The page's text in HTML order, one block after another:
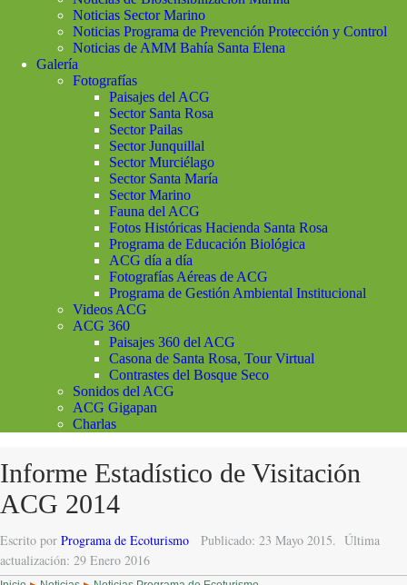
Noticias Sector Marino
Noticias Programa de Prevención Protección y Control
Noticias de AMM Bahía Santa Elena
Galería
Fotografías
Paisajes del ACG
Sector Santa Rosa
Sector Pailas
Sector Junquillal
Sector Murciélago
Sector Santa María
Sector Marino
Fauna del ACG
Fotos Históricas Hacienda Santa Rosa
Programa de Educación Biológica
ACG día a día
Fotografías Aéreas de ACG
Programa de Gestión Ambiental Institucional
Videos ACG
ACG 360
Paisajes 360 del ACG
Casona de Santa Rosa, Tour Virtual
Contrastes del Bosque Seco
Sonidos del ACG
ACG Gigapan
Charlas
Informe Estadístico de Visitación
ACG 2014
Escrito por Programa de Ecoturismo Publicado: 23 Mayo 2015. Última
actualización: 29 Enero 2016